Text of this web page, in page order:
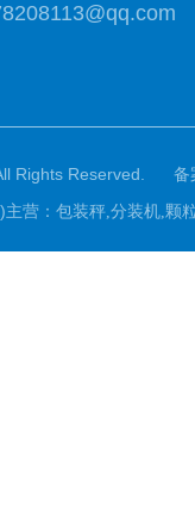
Rights Reserved.
备
营： 包装秤,分装机,颗